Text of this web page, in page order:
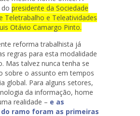
presidente da Sociedade
Teletrabalho e Teleatividades
Otávio Camargo Pinto.
reforma trabalhista já
regras para esta modalidade
Mas talvez nunca tenha se
sobre o assunto em tempos
global. Para alguns setores,
da informação, home
realidade – e as
ramo foram as primeiras